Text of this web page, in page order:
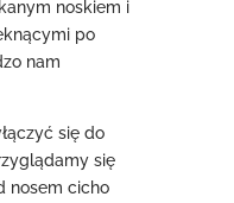
noskiem i
po
nam
się do
się
nosem cicho